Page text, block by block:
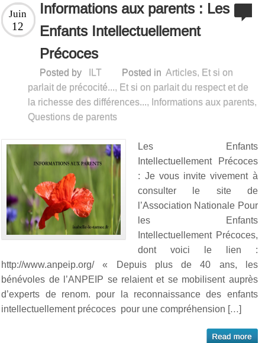
Informations aux parents : Les
Enfants Intellectuellement
Précoces
Juin
12
Posted by ILT Posted in Articles, Et si on
parlait de précocité..., Et si on parlait du respect et de
la richesse des différences..., Informations aux parents,
Questions de parents
Les Enfants
Intellectuellement Précoces
: Je vous invite vivement à
consulter le site de
l’Association Nationale Pour
les Enfants
Intellectuellement Précoces,
dont voici le lien :
http://www.anpeip.org/ « Depuis plus de 40 ans, les
bénévoles de l’ANPEIP se relaient et se mobilisent auprès
d’experts de renom. pour la reconnaissance des enfants
intellectuellement précoces pour une compréhension […]